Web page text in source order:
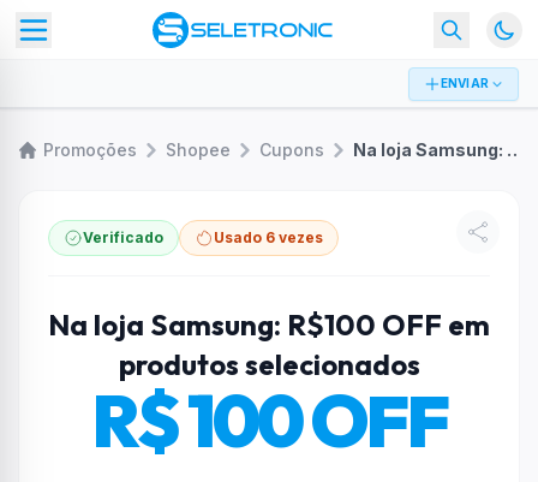
ENVIAR
Promoções Shopee Cupons Na loja Samsung: R$100 OFF em produtos selecionados
Verificado Usado 6 vezes
Na loja Samsung: R$100 OFF em
produtos selecionados
R$ 100 OFF